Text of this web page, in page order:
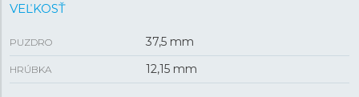
VEĽKOSŤ
PUZDRO 37,5 mm
HRÚBKA 12,15 mm